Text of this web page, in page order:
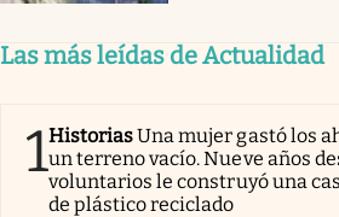
Las más leídas de Actualidad
1HistoriasUna mujer gastó los
un terreno vacío. Nueve años
voluntarios le construyó una
de plástico reciclado